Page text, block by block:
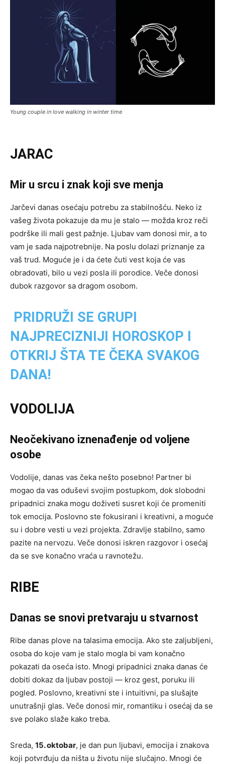
Young couple in love walking in winter time
JARAC
Mir u srcu i znak koji sve menja
Jarčevi danas osećaju potrebu za stabilnošću. Neko iz
vašeg života pokazuje da mu je stalo — možda kroz reči
podrške ili mali gest pažnje. Ljubav vam donosi mir, a to
vam je sada najpotrebnije. Na poslu dolazi priznanje za
vaš trud. Moguće je i da ćete čuti vest koja će vas
obradovati, bilo u vezi posla ili porodice. Veče donosi
dubok razgovor sa dragom osobom.
PRIDRUŽI SE GRUPI
NAJPRECIZNIJI HOROSKOP I
OTKRIJ ŠTA TE ČEKA SVAKOG
DANA!
VODOLIJA
Neočekivano iznenađenje od voljene
osobe
Vodolije, danas vas čeka nešto posebno! Partner bi
mogao da vas oduševi svojim postupkom, dok slobodni
pripadnici znaka mogu doživeti susret koji će promeniti
tok emocija. Poslovno ste fokusirani i kreativni, a moguće
su i dobre vesti u vezi projekta. Zdravlje stabilno, samo
pazite na nervozu. Veče donosi iskren razgovor i osećaj
da se sve konačno vraća u ravnotežu.
RIBE
Danas se snovi pretvaraju u stvarnost
Ribe danas plove na talasima emocija. Ako ste zaljubljeni,
osoba do koje vam je stalo mogla bi vam konačno
pokazati da oseća isto. Mnogi pripadnici znaka danas će
dobiti dokaz da ljubav postoji — kroz gest, poruku ili
pogled. Poslovno, kreativni ste i intuitivni, pa slušajte
unutrašnji glas. Veče donosi mir, romantiku i osećaj da se
sve polako slaže kako treba.
Sreda, 15. oktobar, je dan pun ljubavi, emocija i znakova
koji potvrđuju da ništa u životu nije slučajno. Mnogi će